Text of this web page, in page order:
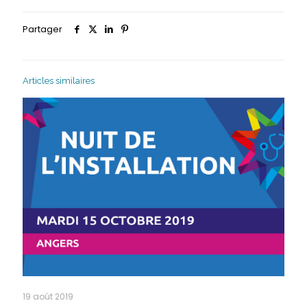
Partager
Articles similaires
19 août 2019